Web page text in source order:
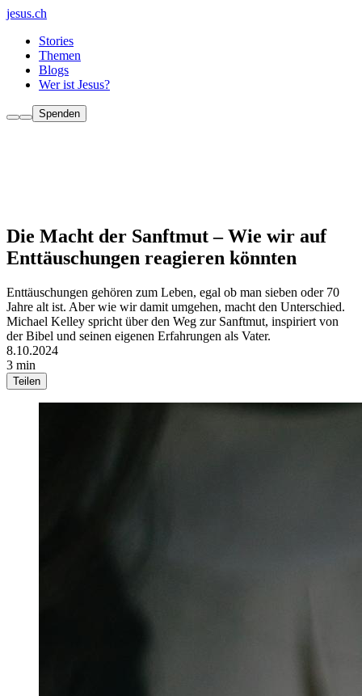
jesus.ch
Stories
Themen
Blogs
Wer ist Jesus?
Spenden
Die Macht der Sanftmut – Wie wir auf
Enttäuschungen reagieren könnten
Enttäuschungen gehören zum Leben, egal ob man sieben oder 70
Jahre alt ist. Aber wie wir damit umgehen, macht den Unterschied.
Michael Kelley spricht über den Weg zur Sanftmut, inspiriert von
der Bibel und seinen eigenen Erfahrungen als Vater.
8.10.2024
3 min
Teilen